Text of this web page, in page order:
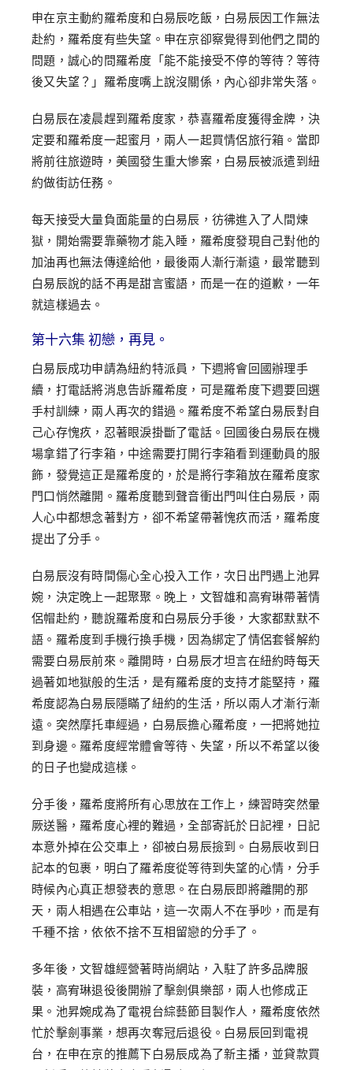
申在京主動約羅希度和白易辰吃飯，白易辰因工作無法
赴約，羅希度有些失望。申在京卻察覺得到他們之間的
問題，誠心的問羅希度「能不能接受不停的等待？等待
後又失望？」羅希度嘴上說沒關係，內心卻非常失落。
白易辰在凌晨趕到羅希度家，恭喜羅希度獲得金牌，決
定要和羅希度一起蜜月，兩人一起買情侶旅行箱。當即
將前往旅遊時，美國發生重大慘案，白易辰被派遣到紐
約做街訪任務。
每天接受大量負面能量的白易辰，彷彿進入了人間煉
獄，開始需要靠藥物才能入睡，羅希度發現自己對他的
加油再也無法傳達給他，最後兩人漸行漸遠，最常聽到
白易辰說的話不再是甜言蜜語，而是一在的道歉，一年
就這樣過去。
第十六集 初戀，再見。
白易辰成功申請為紐約特派員，下週將會回國辦理手
續，打電話將消息告訴羅希度，可是羅希度下週要回選
手村訓練，兩人再次的錯過。羅希度不希望白易辰對自
己心存愧疚，忍著眼淚掛斷了電話。回國後白易辰在機
場拿錯了行李箱，中途需要打開行李箱看到運動員的服
飾，發覺這正是羅希度的，於是將行李箱放在羅希度家
門口悄然離開。羅希度聽到聲音衝出門叫住白易辰，兩
人心中都想念著對方，卻不希望帶著愧疚而活，羅希度
提出了分手。
白易辰沒有時間傷心全心投入工作，次日出門遇上池昇
婉，決定晚上一起聚聚。晚上，文智雄和高宥琳帶著情
侶帽赴約，聽說羅希度和白易辰分手後，大家都默默不
語。羅希度到手機行換手機，因為綁定了情侶套餐解約
需要白易辰前來。離開時，白易辰才坦言在紐約時每天
過著如地獄般的生活，是有羅希度的支持才能堅持，羅
希度認為白易辰隱瞞了紐約的生活，所以兩人才漸行漸
遠。突然摩托車經過，白易辰擔心羅希度，一把將她拉
到身邊。羅希度經常體會等待、失望，所以不希望以後
的日子也變成這樣。
分手後，羅希度將所有心思放在工作上，練習時突然暈
厥送醫，羅希度心裡的難過，全部寄託於日記裡，日記
本意外掉在公交車上，卻被白易辰撿到。白易辰收到日
記本的包裹，明白了羅希度從等待到失望的心情，分手
時候內心真正想發表的意思。在白易辰即將離開的那
天，兩人相遇在公車站，這一次兩人不在爭吵，而是有
千種不捨，依依不捨不互相留戀的分手了。
多年後，文智雄經營著時尚網站，入駐了許多品牌服
裝，高宥琳退役後開辦了擊劍俱樂部，兩人也修成正
果。池昇婉成為了電視台綜藝節目製作人，羅希度依然
忙於擊劍事業，想再次奪冠后退役。白易辰回到電視
台，在申在京的推薦下白易辰成為了新主播，並貸款買